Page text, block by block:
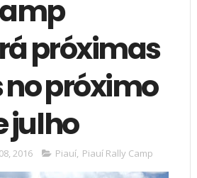
próximas
próximo
julho
2016 Piauí, Piauí Rally Camp